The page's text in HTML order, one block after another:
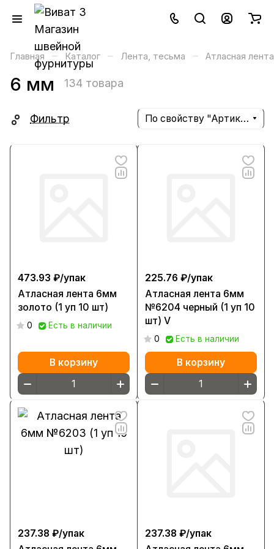
Главная – Каталог – Лента, тесьма – Атласная лента
6 мм 134 товара
Фильтр По свойству "Артикул" (убывание)
473.93 ₽/упак
Атласная лента 6мм
золото (1 уп 10 шт)
0 Есть в наличии
В корзину
225.76 ₽/упак
Атласная лента 6мм
№6204 черный (1 уп 10
шт) V
0 Есть в наличии
В корзину
237.38 ₽/упак
237.38 ₽/упак